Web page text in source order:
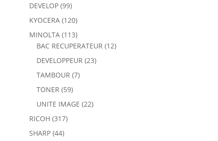
DEVELOP (99)
KYOCERA (120)
MINOLTA (113)
BAC RECUPERATEUR (12)
DEVELOPPEUR (23)
TAMBOUR (7)
TONER (59)
UNITE IMAGE (22)
RICOH (317)
SHARP (44)